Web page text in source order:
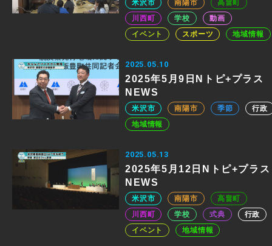
米沢市 南陽市
高畠町
川西町
学校
動画
イベント
スポーツ 地域情報
2025.05.10
2025年5月9日Nトピ+プラス
NEWS
米沢市 南陽市 季節
行政
地域情報
2025.05.13
2025年5月12日Nトピ+プラス
NEWS
米沢市 南陽市
高畠町
川西町
学校 式典
行政
イベント
地域情報